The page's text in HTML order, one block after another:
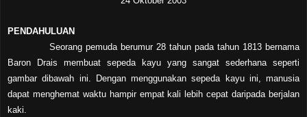
PENDAHULUAN
Seorang pemuda berumur 28 tahun pada tahun 1813 bernama
Baron Drais membuat sepeda kayu yang sangat sederhana seperti
gambar dibawah ini. Dengan menggunakan sepeda kayu ini, manusia
dapat menghemat waktu hampir empat kali lebih cepat daripada berjalan
kaki.